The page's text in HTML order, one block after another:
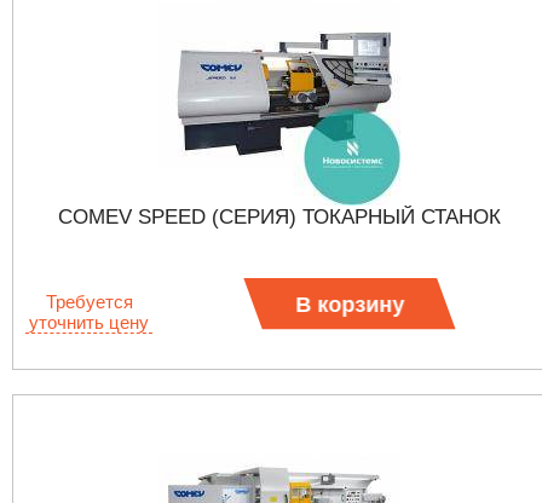
COMEV SPEED (СЕРИЯ) ТОКАРНЫЙ СТАНОК
Требуется
уточнить цену
В корзину